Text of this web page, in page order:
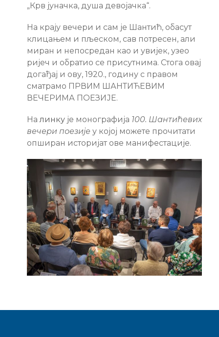
„Крв јуначка, душа девојачка“.
На крају вечери и сам је Шантић, обасут
клицањем и пљеском, сав потресен, али
миран и непосредан као и увијек, узео
ријеч и обратио се присутнима. Стога овај
догађај и ову, 1920., годину с правом
сматрамо ПРВИМ ШАНТИЋЕВИМ
ВЕЧЕРИМА ПОЕЗИЈЕ.
На линку је монографија 100. Шантићевих
вечери поезије у којој можете прочитати
опширан историјат ове манифестације.